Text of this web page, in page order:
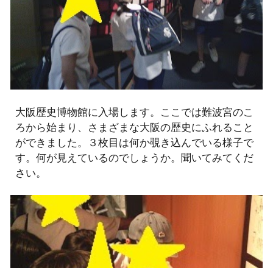
大阪歴史博物館に入場します。ここでは難波宮のこ
ろから始まり、さまざまな大阪の歴史にふれること
ができました。３枚目は何か覗き込んでいる様子で
す。何が見えているのでしょうか。聞いてみてくだ
さい。